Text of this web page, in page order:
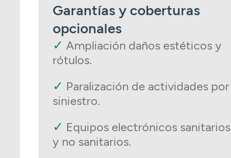
Garantías y coberturas
opcionales
✓ Ampliación daños estéticos y
rótulos.
✓ Paralización de actividades por
siniestro.
✓ Equipos electrónicos sanitarios
y no sanitarios.